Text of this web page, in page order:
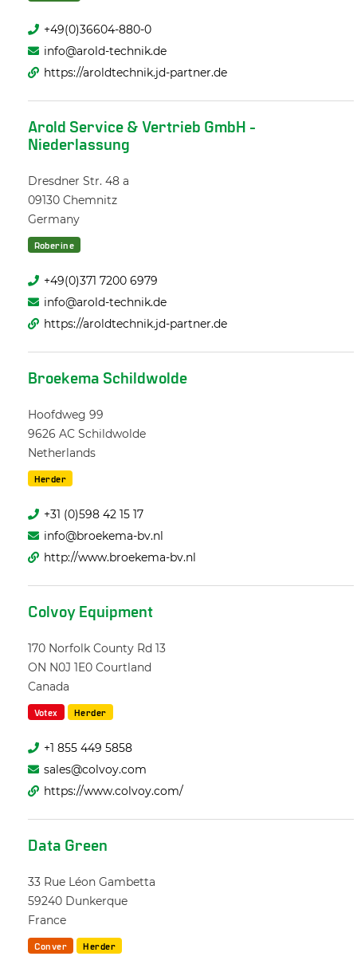
+49(0)36604-880-0
info@arold-technik.de
https://aroldtechnik.jd-partner.de
Arold Service & Vertrieb GmbH -
Niederlassung
Dresdner Str. 48 a
09130 Chemnitz
Germany
Roberine
+49(0)371 7200 6979
info@arold-technik.de
https://aroldtechnik.jd-partner.de
Broekema Schildwolde
Hoofdweg 99
9626 AC Schildwolde
Netherlands
Herder
+31 (0)598 42 15 17
info@broekema-bv.nl
http://www.broekema-bv.nl
Colvoy Equipment
170 Norfolk County Rd 13
ON N0J 1E0 Courtland
Canada
Votex Herder
+1 855 449 5858
sales@colvoy.com
https://www.colvoy.com/
Data Green
33 Rue Léon Gambetta
59240 Dunkerque
France
Conver Herder